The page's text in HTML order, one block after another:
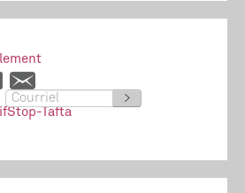
>
Stop-Tafta